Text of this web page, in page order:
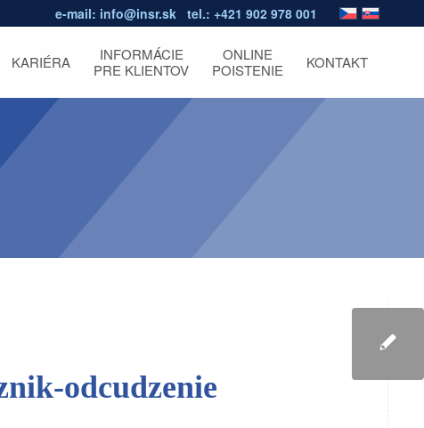
e-mail: info@insr.sk tel.: +421 902 978 001
KARIÉRA
INFORMÁCIE
PRE KLIENTOV
ONLINE
POISTENIE
KONTAKT
odcudzenie